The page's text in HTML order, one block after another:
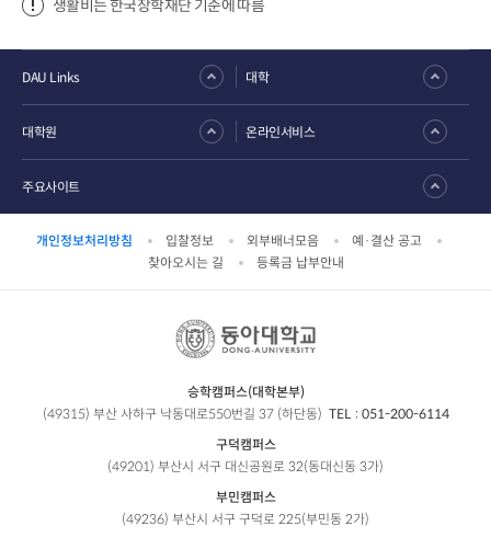
생활비는 한국장학재단 기준에 따름
개인정보처리방침 입찰정보 외부배너모음
예·결산 공고
찾아오시는 길
등록금 납부안내
DAU Links 대학
대학원 온라인서비스
주요사이트
승학캠퍼스(대학본부)
(49315) 부산 사하구 낙동대로550번길 37 (하단동) TEL : 051-200-6114
구덕캠퍼스
(49201) 부산시 서구 대신공원로 32(동대신동 3가)
부민캠퍼스
(49236) 부산시 서구 구덕로 225(부민동 2가)